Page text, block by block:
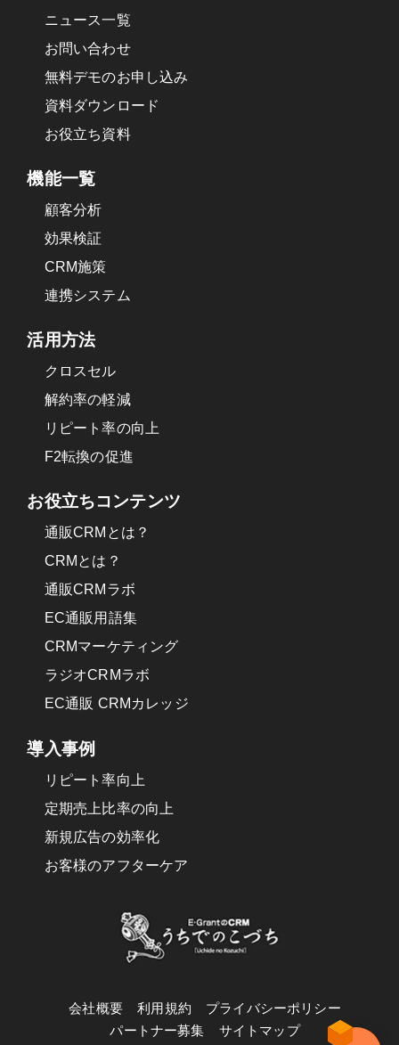
ニュース一覧
お問い合わせ
無料デモのお申し込み
資料ダウンロード
お役立ち資料
機能一覧
顧客分析
効果検証
CRM施策
連携システム
活用方法
クロスセル
解約率の軽減
リピート率の向上
F2転換の促進
お役立ちコンテンツ
通販CRMとは？
CRMとは？
通販CRMラボ
EC通販用語集
CRMマーケティング
ラジオCRMラボ
EC通販 CRMカレッジ
導入事例
リピート率向上
定期売上比率の向上
新規広告の効率化
お客様のアフターケア
会社概要 利用規約
プライバシーポリシー
パートナー募集
サイトマップ